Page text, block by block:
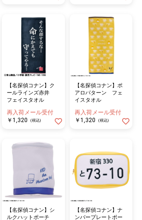
【名探偵コナン】ク
ールラインズ赤井
フェイスタオル
再入荷メール受付
￥1,320
(税込)
【名探偵コナン】ポ
アロパターン フェ
イスタオル
再入荷メール受付
￥1,320
(税込)
【名探偵コナン】シ
ルクハットポーチ
【名探偵コナン】ナ
ンバープレートポー